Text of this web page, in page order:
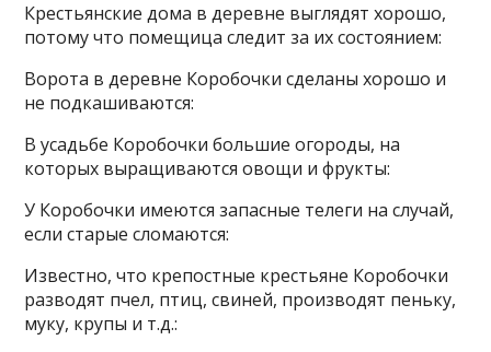
Крестьянские дома в деревне выглядят хорошо,
потому что помещица следит за их состоянием:
Ворота в деревне Коробочки сделаны хорошо и
не подкашиваются:
В усадьбе Коробочки большие огороды, на
которых выращиваются овощи и фрукты:
У Коробочки имеются запасные телеги на случай,
если старые сломаются:
Известно, что крепостные крестьяне Коробочки
разводят пчел, птиц, свиней, производят пеньку,
муку, крупы и т.д.: